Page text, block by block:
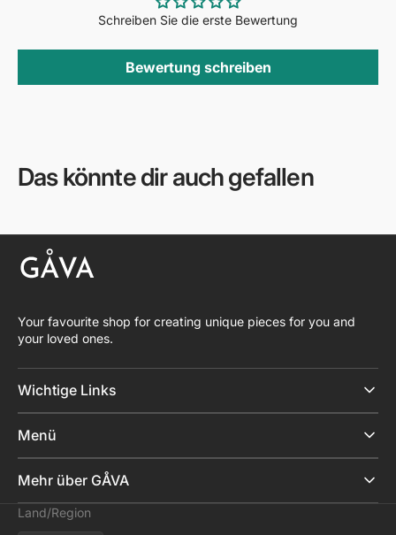
Schreiben Sie die erste Bewertung
Bewertung schreiben
Das könnte dir auch gefallen
Your favourite shop for creating unique pieces for you and
your loved ones.
Wichtige Links
Menü
Mehr über GÅVA
Land/Region